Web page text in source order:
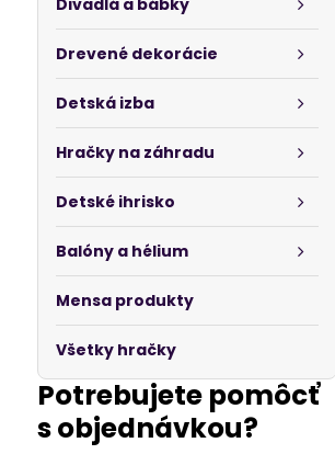
Divadlá a bábky
Drevené dekorácie
Detská izba
Hračky na záhradu
Detské ihrisko
Balóny a hélium
Mensa produkty
Všetky hračky
Potrebujete pomôcť
s objednávkou?